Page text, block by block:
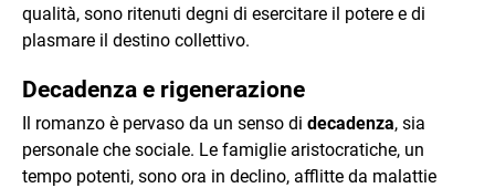
qualità, sono ritenuti degni di esercitare il potere e di
plasmare il destino collettivo.
Decadenza e rigenerazione
Il romanzo è pervaso da un senso di decadenza, sia
personale che sociale. Le famiglie aristocratiche, un
tempo potenti, sono ora in declino, afflitte da malattie